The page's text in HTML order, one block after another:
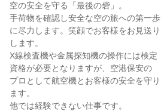
空の安全を守る「最後の砦」。
手荷物を確認し安全な空の旅への第一歩
に尽力します。笑顔でお客様をお見送り
します。
X線検査機や金属探知機の操作には検定
資格が必要となりますが、空港保安の
プロとして航空機とお客様の安全を守り
ます。
他では経験できない仕事です。